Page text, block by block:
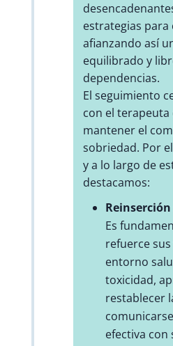
estrategias para
afianzando así
equilibrado y
dependencias.
El seguimiento
con el terapeuta
mantener el
sobriedad. Por
y a lo largo de
destacamos:
Es
refuerce
entorno
toxicidad,
restablecer
efectiva con